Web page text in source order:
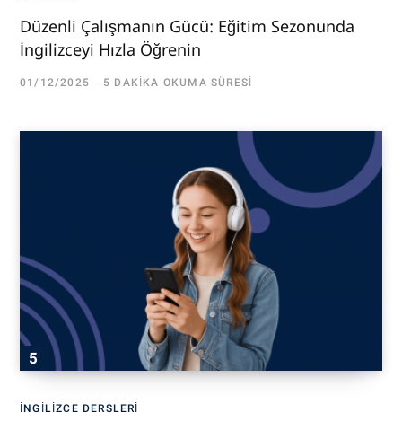
Düzenli Çalışmanın Gücü: Eğitim Sezonunda
İngilizceyi Hızla Öğrenin
01/12/2025 5 DAKIKA OKUMA SÜRESI
İNGILIZCE DERSLERI